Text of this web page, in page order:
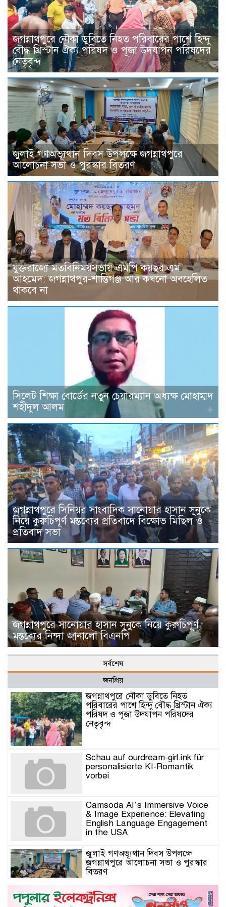
জগন্নাথপুরে নৌকা ডুবিতে নিহত পরিবারের পাশে হিন্দু
বৌদ্ধ খ্রিস্টান ঐক্য পরিষদ ও পূজা উদযাপন পরিষদের
নেতৃবৃন্দ
জুলাই গণঅভ্যূথান দিবস উপলক্ষে জগন্নাথপুরে
আলোচনা সভা ও পুরস্কার বিতরণ
যুক্তরাজ্যে মতবিনিময়সভায় এমপি কয়ছর এম
আহমেদ: জগন্নাথপুর-শান্তিগঞ্জ আর কখনো অবহেলিত
থাকবে না
সিলেট শিক্ষা বোর্ডের নতুন চেয়ারম্যান অধ্যক্ষ মোহাম্মদ
শহীদুল আলম
জগন্নাথপুরে সিনিয়র সাংবাদিক সানোয়ার হাসান সুনুকে
নিয়ে কুরুচিপূর্ণ মন্তব্যের প্রতিবাদে বিক্ষোভ মিছিল ও
প্রতিবাদ সভা
জগন্নাথপুরে সানোয়ার হাসান সুনুকে নিয়ে কুরুচিপূর্ণ
মন্তব্যের নিন্দা জানালো বিএনপি
সর্বশেষ
জনপ্রিয়
জগন্নাথপুরে নৌকা ডুবিতে নিহত
পরিবারের পাশে হিন্দু বৌদ্ধ খ্রিস্টান ঐক্য
পরিষদ ও পূজা উদযাপন পরিষদের
নেতৃবৃন্দ
Schau auf ourdream-girl.ink für
personalisierte KI-Romantik
vorbei
Camsoda AI’s Immersive Voice
& Image Experience: Elevating
English Language Engagement
in the USA
জুলাই গণঅভ্যূথান দিবস উপলক্ষে
জগন্নাথপুরে আলোচনা সভা ও পুরস্কার
বিতরণ
যুক্তরাজ্যে মতবিনিময়সভায় এমপি
কয়ছর এম আহমেদ: জগন্নাথপুর-